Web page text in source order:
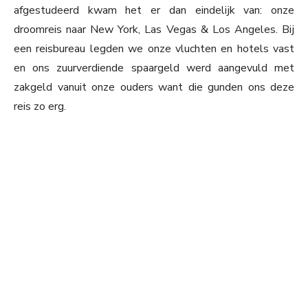
afgestudeerd kwam het er dan eindelijk van: onze
droomreis naar New York, Las Vegas & Los Angeles. Bij
een reisbureau legden we onze vluchten en hotels vast
en ons zuurverdiende spaargeld werd aangevuld met
zakgeld vanuit onze ouders want die gunden ons deze
reis zo erg.